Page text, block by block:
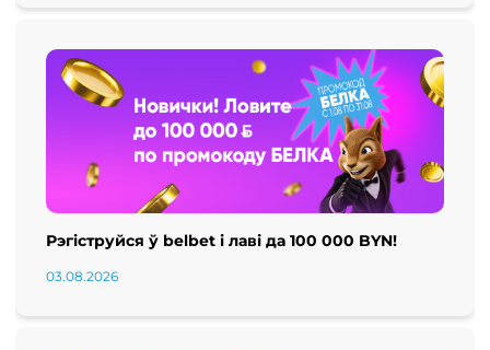
Рэгіструйся ў belbet і лаві да 100 000 BYN!
03.08.2026